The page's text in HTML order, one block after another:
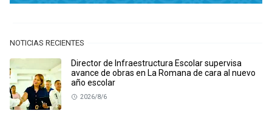
NOTICIAS RECIENTES
Director de Infraestructura Escolar supervisa
avance de obras en La Romana de cara al nuevo
año escolar
2026/8/6